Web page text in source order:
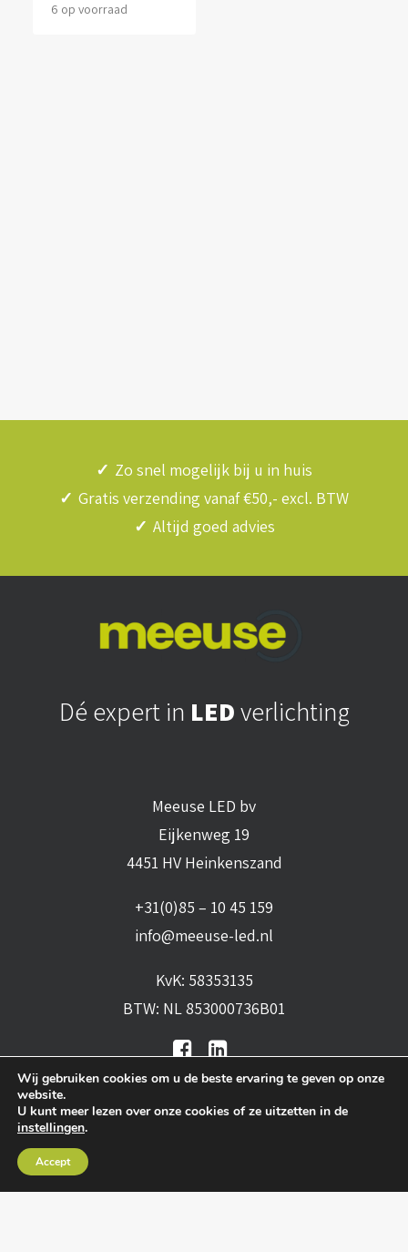
6 op voorraad
✓ Zo snel mogelijk bij u in huis
✓ Gratis verzending vanaf €50,- excl. BTW
✓ Altijd goed advies
Dé expert in LEDverlichting
Meeuse LED bv
Eijkenweg 19
4451 HV Heinkenszand
+31(0)85 – 10 45 159
info@meeuse-led.nl
KvK: 58353135
BTW: NL 853000736B01
leveringsvoorwaarden
Wij gebruiken cookies om u de beste ervaring te geven op onze
website.
U kunt meer lezen over onze cookies of ze uitzetten in de
instellingen.
Accept